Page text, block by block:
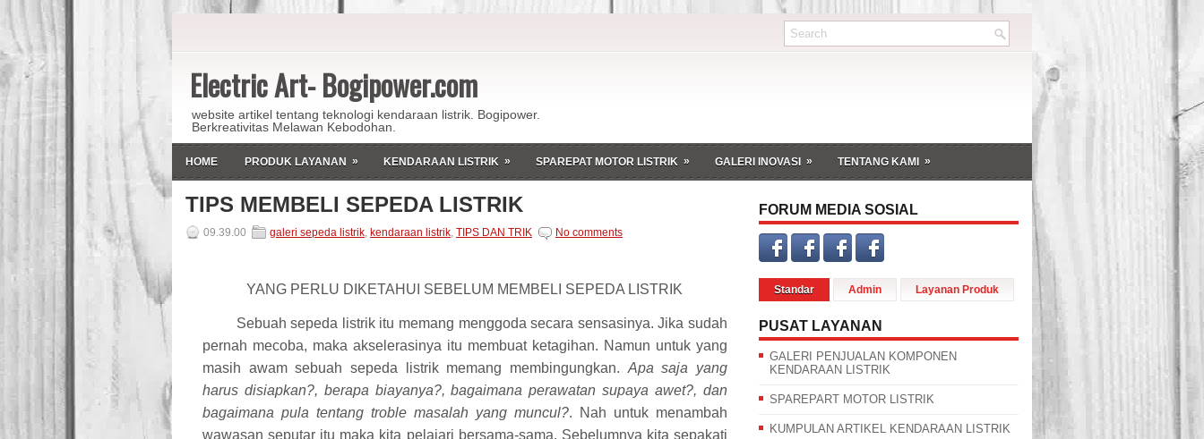
Electric Art- Bogipower.com
website artikel tentang teknologi kendaraan listrik. Bogipower.
Berkreativitas Melawan Kebodohan.
HOME PRODUK LAYANAN » KENDARAAN LISTRIK » SPAREPAT MOTOR LISTRIK » GALERI INOVASI » TENTANG KAMI »
TIPS MEMBELI SEPEDA LISTRIK
09.39.00 galeri sepeda listrik, kendaraan listrik, TIPS DAN TRIK No comments
YANG PERLU DIKETAHUI SEBELUM MEMBELI SEPEDA LISTRIK
Sebuah sepeda listrik itu memang menggoda secara sensasinya. Jika sudah
pernah mecoba, maka akselerasinya itu membuat ketagihan. Namun untuk yang
masih awam sebuah sepeda listrik memang membingungkan. Apa saja yang
harus disiapkan?, berapa biayanya?, bagaimana perawatan supaya awet?, dan
bagaimana pula tentang troble masalah yang muncul?. Nah untuk menambah
wawasan seputar itu maka kita pelajari bersama-sama. Sebelumnya kita sepakati
FORUM MEDIA SOSIAL
Standar Admin Layanan Produk
PUSAT LAYANAN
GALERI PENJUALAN KOMPONEN
KENDARAAN LISTRIK
SPAREPART MOTOR LISTRIK
KUMPULAN ARTIKEL KENDARAAN LISTRIK